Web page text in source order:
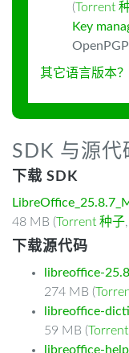
(Torrent
Key
其它语言版本？
SDK 与源代
下载 SDK
48 MB (Torrent 种子,
下载源代码
libreoffice-
274 MB (
libreoffice-
59 MB (
libreoffice-